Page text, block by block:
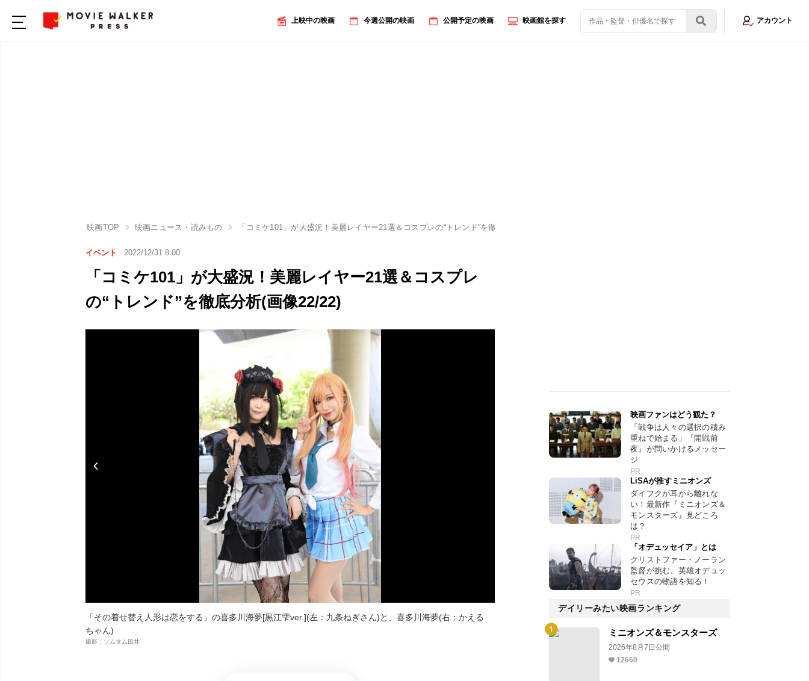
上映中の映画 今週公開の映画 公開予定の映画 映画館を探す アカウント
映画TOP 映画ニュース・読みもの 「コミケ101」が大盛況！美麗レイヤー21選＆コスプレの“トレンド”を徹底分析
イベント 2022/12/31 8:00
「コミケ101」が大盛況！美麗レイヤー21選＆コスプレ
の“トレンド”を徹底分析(画像22/22)
「その着せ替え人形は恋をする」の喜多川海夢[黒江雫ver.](左：九条ねぎさん)と、喜多川海夢(右：かえる
ちゃん)
撮影：ソムタム田井
映画ファンはどう観た？
「戦争は人々の選択の積み
重ねで始まる」『開戦前
夜』が問いかけるメッセー
ジ
PR
LiSAが推すミニオンズ
ダイフクが耳から離れな
い！最新作『ミニオンズ＆
モンスターズ』見どころ
は？
PR
「オデュッセイア」とは
クリストファー・ノーラン
監督が挑む、英雄オデュッ
セウスの物語を知る！
PR
デイリーみたい映画ランキング
ミニオンズ＆モンスターズ
2026年8月7日公開
12660